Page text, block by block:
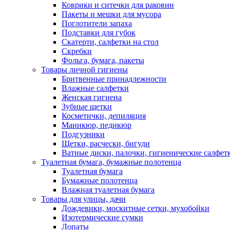
Коврики и ситечки для раковин
Пакеты и мешки для мусора
Поглотители запаха
Подставки для губок
Скатерти, салфетки на стол
Скребки
Фольга, бумага, пакеты
Товары личной гигиены
Бритвенные принадлежности
Влажные салфетки
Женская гигиена
Зубные щетки
Косметички, депиляция
Маникюр, педикюр
Подгузники
Щетки, расчески, бигуди
Ватные диски, палочки, гигиенические
Туалетная бумага, бумажные полотенца
Туалетная бумага
Бумажные полотенца
Влажная туалетная бумага
Товары для улицы, дачи
Дождевики, москитные сетки, мухобойки
Изотермические сумки
Лопаты